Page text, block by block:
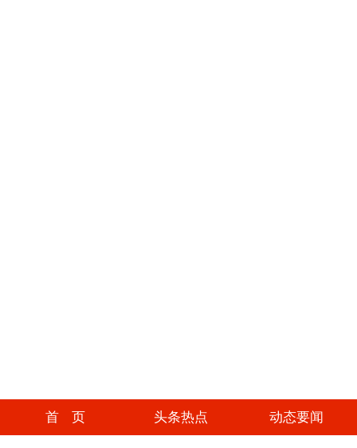
首 页 头条热点 动态要闻